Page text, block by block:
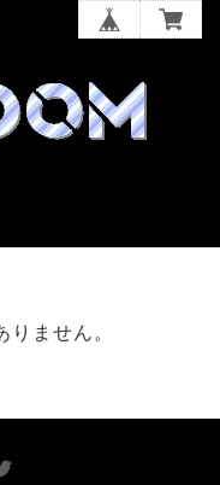
りません。